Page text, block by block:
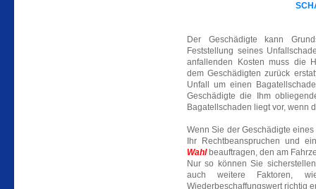
Der Geschädigte kann
Feststellung seines
anfallenden Kosten muss die
dem Geschädigten zurück
Unfall um einen
Geschädigte die Ihm
Bagatellschaden liegt vor, wenn
Wenn Sie der Geschädigte
Ihr Rechtbeanspruchen und
Wahlbeauftragen, den am
Nur so können Sie
auch weitere Faktoren,
Wiederbeschaffungswert richtig